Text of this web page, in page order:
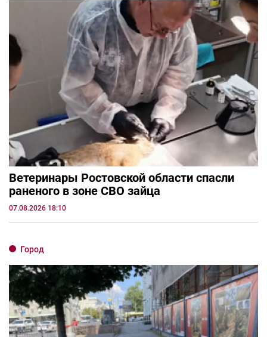
Ветеринары Ростовской области спасли
раненого в зоне СВО зайца
07.08.2026 18:10
Город